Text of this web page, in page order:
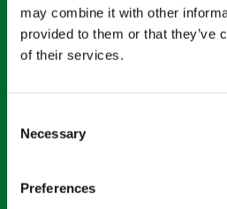
may combine it with other
provided to them or that they’ve
of their services.
Selection
Necessary
Preferences
Nom *